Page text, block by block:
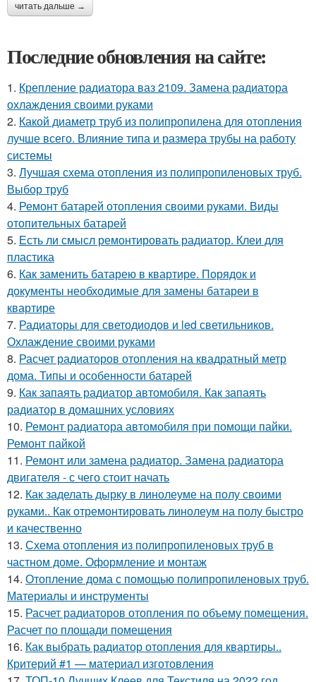
читать дальше →
Последние обновления на сайте:
1. Крепление радиатора ваз 2109. Замена радиатора
охлаждения своими руками
2. Какой диаметр труб из полипропилена для отопления
лучше всего. Влияние типа и размера трубы на работу
системы
3. Лучшая схема отопления из полипропиленовых труб.
Выбор труб
4. Ремонт батарей отопления своими руками. Виды
отопительных батарей
5. Есть ли смысл ремонтировать радиатор. Клеи для
пластика
6. Как заменить батарею в квартире. Порядок и
документы необходимые для замены батареи в
квартире
7. Радиаторы для светодиодов и led светильников.
Охлаждение своими руками
8. Расчет радиаторов отопления на квадратный метр
дома. Типы и особенности батарей
9. Как запаять радиатор автомобиля. Как запаять
радиатор в домашних условиях
10. Ремонт радиатора автомобиля при помощи пайки.
Ремонт пайкой
11. Ремонт или замена радиатор. Замена радиатора
двигателя - с чего стоит начать
12. Как заделать дырку в линолеуме на полу своими
руками.. Как отремонтировать линолеум на полу быстро
и качественно
13. Схема отопления из полипропиленовых труб в
частном доме. Оформление и монтаж
14. Отопление дома с помощью полипропиленовых труб.
Материалы и инструменты
15. Расчет радиаторов отопления по объему помещения.
Расчет по площади помещения
16. Как выбрать радиатор отопления для квартиры..
Критерий #1 — материал изготовления